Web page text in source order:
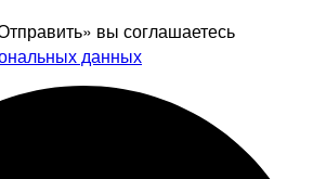
вы соглашаетесь
данных